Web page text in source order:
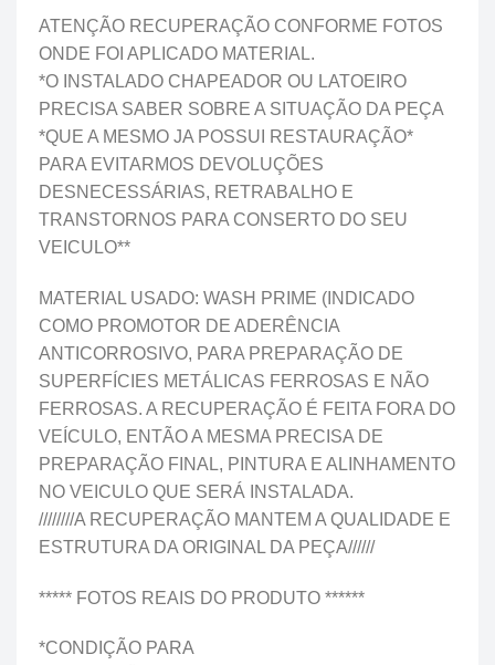
ATENÇÃO RECUPERAÇÃO CONFORME FOTOS
ONDE FOI APLICADO MATERIAL.
*O INSTALADO CHAPEADOR OU LATOEIRO
PRECISA SABER SOBRE A SITUAÇÃO DA PEÇA
*QUE A MESMO JA POSSUI RESTAURAÇÃO*
PARA EVITARMOS DEVOLUÇÕES
DESNECESSÁRIAS, RETRABALHO E
TRANSTORNOS PARA CONSERTO DO SEU
VEICULO**
MATERIAL USADO: WASH PRIME (INDICADO
COMO PROMOTOR DE ADERÊNCIA
ANTICORROSIVO, PARA PREPARAÇÃO DE
SUPERFÍCIES METÁLICAS FERROSAS E NÃO
FERROSAS. A RECUPERAÇÃO É FEITA FORA DO
VEÍCULO, ENTÃO A MESMA PRECISA DE
PREPARAÇÃO FINAL, PINTURA E ALINHAMENTO
NO VEICULO QUE SERÁ INSTALADA.
////////A RECUPERAÇÃO MANTEM A QUALIDADE E
ESTRUTURA DA ORIGINAL DA PEÇA//////
***** FOTOS REAIS DO PRODUTO ******
*CONDIÇÃO PARA